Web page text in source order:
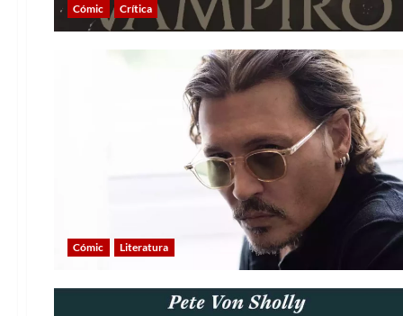
Cómic Crítica
Cómic Literatura